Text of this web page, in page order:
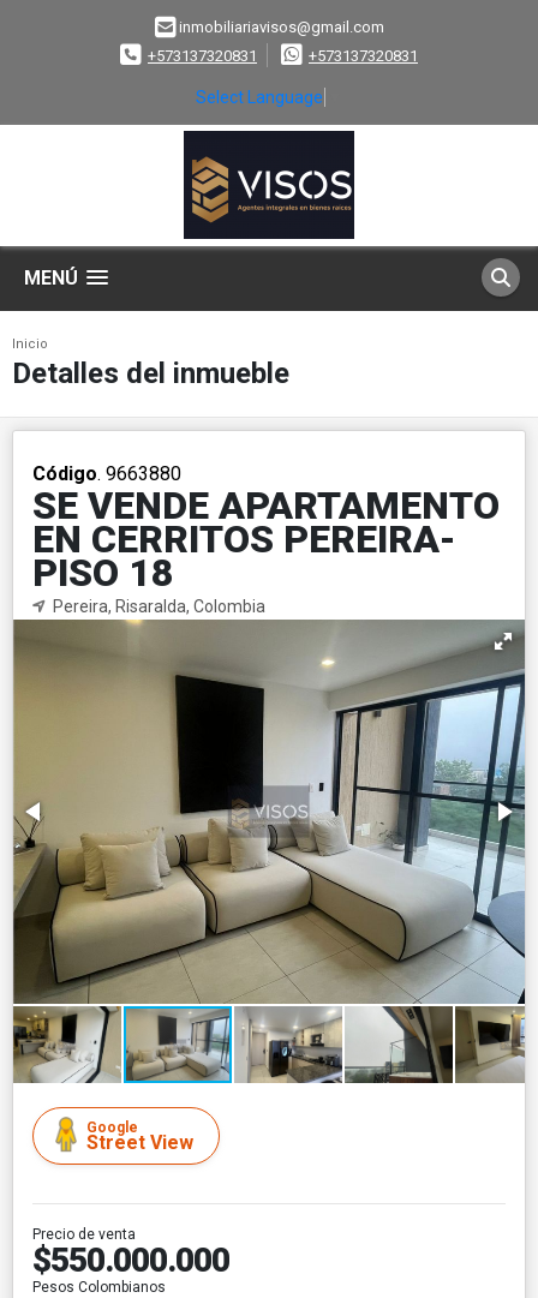
inmobiliariavisos@gmail.com
+573137320831
+573137320831
Select Language
MENÚ
Inicio
Detalles del inmueble
Código. 9663880
SE VENDE APARTAMENTO
EN CERRITOS PEREIRA-
PISO 18
Pereira, Risaralda, Colombia
Google
Street View
Precio de venta
$550.000.000
Pesos Colombianos